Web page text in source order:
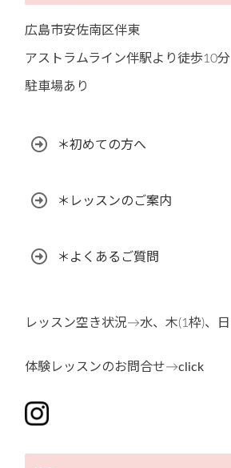
広島市安佐南区伴東
アストラムライン伴駅より徒歩10分
駐車場あり
＊初めての方へ
＊レッスンのご案内
＊よくあるご質問
レッスン空き状況→水、木(1枠)、日
体験レッスンのお問合せ→click